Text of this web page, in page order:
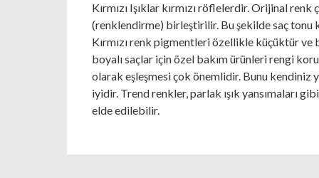
Kırmızı Işıklar kırmızı röflelerdir. Orijinal
(renklendirme) birleştirilir. Bu şekilde saç
Kırmızı renk pigmentleri özellikle küçüktür ve
boyalı saçlar için özel bakım ürünleri rengi
olarak eşleşmesi çok önemlidir. Bunu
iyidir. Trend renkler, parlak ışık yansımaları
elde edilebilir.